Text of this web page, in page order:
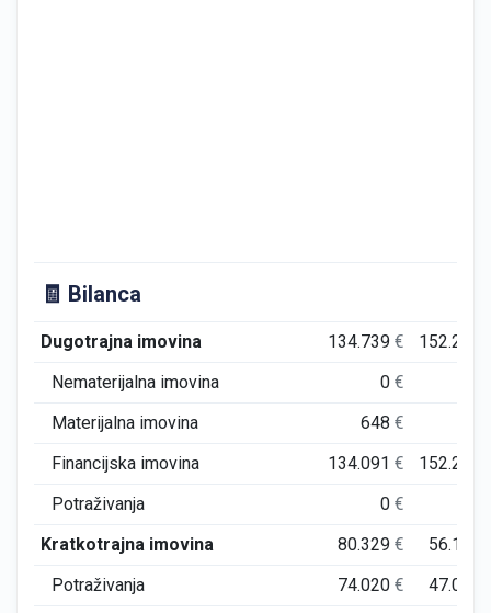
🧾 Bilanca
Dugotrajna imovina 134.739€ 152.294
Nematerijalna imovina
0€
Materijalna imovina
648€
Financijska imovina
134.091€ 152.238
Potraživanja
0€
Kratkotrajna imovina
80.329€ 56.127
Potraživanja
74.020€ 47.048